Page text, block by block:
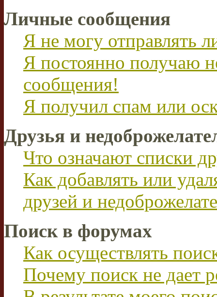
Личные сообщения
Я не могу отправлять
Я постоянно получаю
сообщения!
Я получил спам или
Друзья и
Что означают списки
Как добавлять или
друзей и
Поиск в форумах
Как осуществлять
Почему поиск не дает